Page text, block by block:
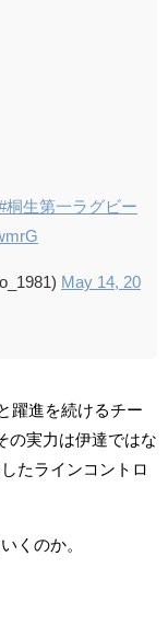
桐生第一ラグビー
May 14, 20
躍進を続けるチー
の実力は伊達ではな
たラインコントロ
くのか。